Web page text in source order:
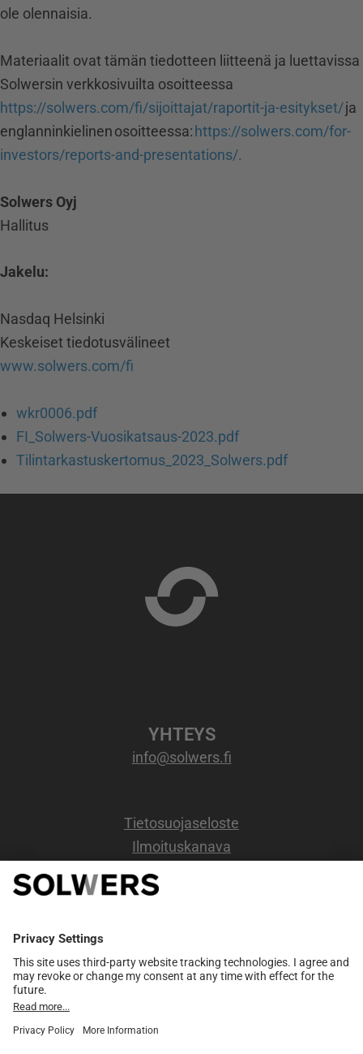
ole olennaisia.
Materiaalit ovat tämän tiedotteen liitteenä ja luettavissa
Solwersin verkkosivuilta osoitteessa
https://solwers.com/fi/sijoittajat/raportit-ja-esitykset/ja
englanninkielinen osoitteessa: https://solwers.com/for-
investors/reports-and-presentations/.
Solwers Oyj
Hallitus
Jakelu:
Nasdaq Helsinki
Keskeiset tiedotusvälineet
www.solwers.com/fi
wkr0006.pdf
FI_Solwers-Vuosikatsaus-2023.pdf
Tilintarkastuskertomus_2023_Solwers.pdf
YHTEYS
info@solwers.fi
Tietosuojaseloste
Ilmoituskanava
2 kerros.
02200 Espoo